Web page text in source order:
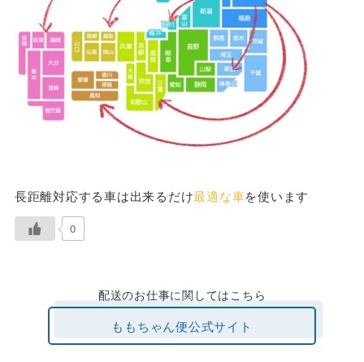
長距離対応する車は出来るだけ最適な車を使います
0
配送のお仕事に関してはこちら
ももちゃん便公式サイト